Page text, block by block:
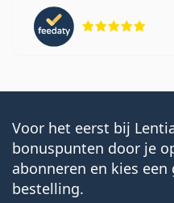
Wat is het verschil
Plus Toric 30-pack, 90-
Meest verkocht met
15 ml.
Het is een medisch
voor gebruik.
Voor het eerst bij
bonuspunten door je
abonneren en kies
bestelling.